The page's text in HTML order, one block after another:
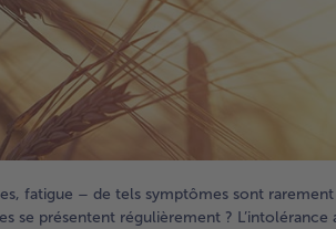
fatigue – de tels symptômes sont
se présentent régulièrement ? L’intolérance